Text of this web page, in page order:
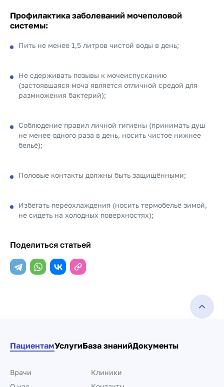
Профилактика заболеваний мочеполовой
системы:
Пить не менее 1,5 литров чистой воды в день;
Не сдерживать позывы к мочеиспусканию
(застоявшаяся моча является отличной средой для
размножения бактерий);
Соблюдение правил личной гигиены (принимать душ
не менее одного раза в день, носить чистое нижнее
бельё);
Половые контакты должны быть защищёнными;
Избегать переохлаждения (носить термобельё зимой,
не сидеть на холодных поверхностях);
Поделиться статьей
ПациентамУслугиБаза знанийДокументы
Врачи
Клиники